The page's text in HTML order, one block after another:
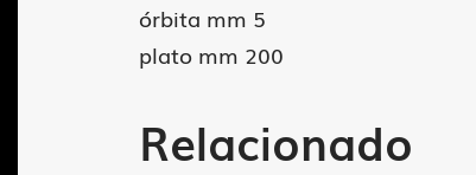
órbita mm 5
plato mm 200
Relacionado